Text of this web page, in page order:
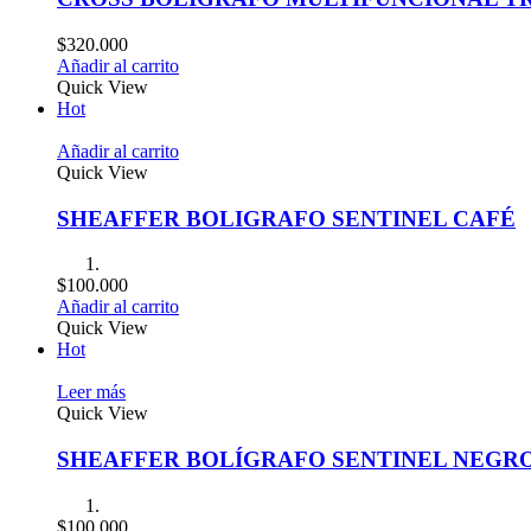
$320.000
Añadir al carrito
Quick View
Hot
Añadir al carrito
Quick View
SHEAFFER BOLIGRAFO SENTINEL CAFÉ
$100.000
Añadir al carrito
Quick View
Hot
Leer más
Quick View
SHEAFFER BOLÍGRAFO SENTINEL
$100.000